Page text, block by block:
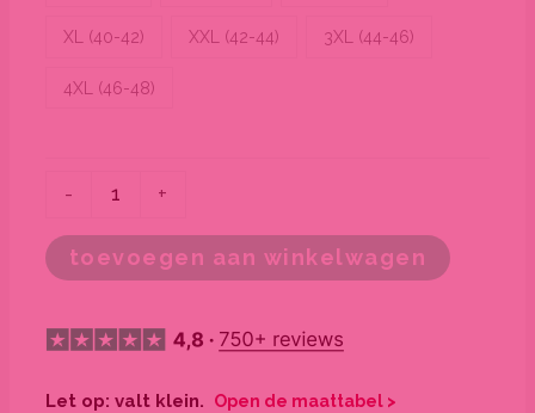
XL (40-42) XXL (42-44) 3XL (44-46)
4XL (46-48)
- +
toevoegen aan winkelwagen
Let op: valt klein. Open de maattabel >